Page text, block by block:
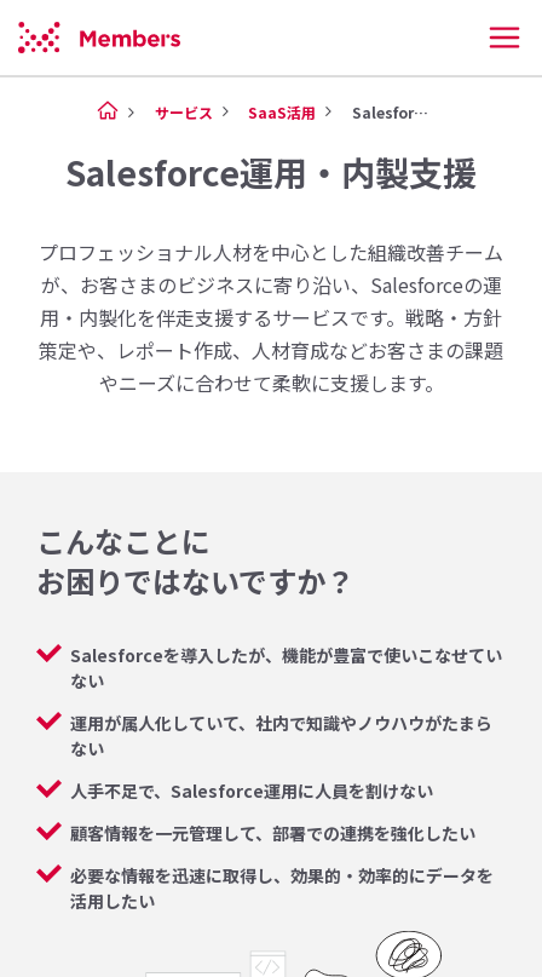
サービス SaaS活用 Salesforce導入・運用...
Salesforce運用・内製支援
プロフェッショナル人材を中心とした組織改善チーム
が、お客さまのビジネスに寄り沿い、Salesforceの運
用・内製化を伴走支援するサービスです。戦略・方針
策定や、レポート作成、人材育成などお客さまの課題
やニーズに合わせて柔軟に支援します。
こんなことに
お困りではないですか？
Salesforceを導入したが、機能が豊富で使いこなせてい
ない
運用が属人化していて、社内で知識やノウハウがたまら
ない
人手不足で、Salesforce運用に人員を割けない
顧客情報を一元管理して、部署での連携を強化したい
必要な情報を迅速に取得し、効果的・効率的にデータを
活用したい